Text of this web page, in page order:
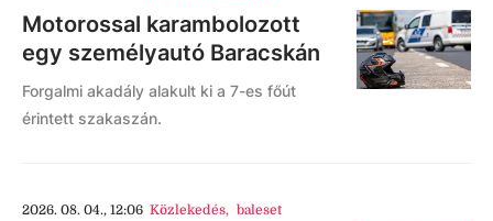
Motorossal karambolozott
egy személyautó Baracskán
Forgalmi akadály alakult ki a 7-es főút
érintett szakaszán.
2026. 08. 04., 12:06 Közlekedés, baleset